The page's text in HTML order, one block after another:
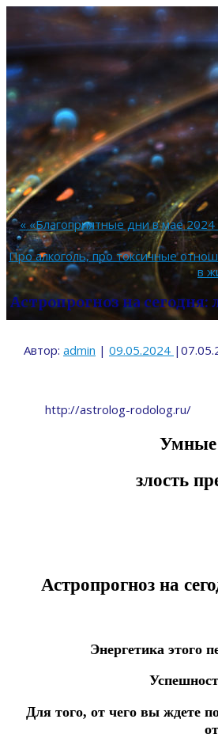
««Благоприятные дни в мае
Про алкоголь, про токсичные
в
Астропрогноз на сегодня:
Автор: admin | 09.05.2024 |
http://astrolog-rodolog.ru/
Умные
злость
Астропрогноз на
Энергетика этого
Для того, от чего вы ждете